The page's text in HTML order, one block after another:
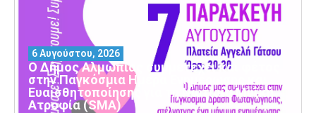
Ο Δήμος Αλμωπίας συμμετέχει και φέτος
στην Παγκόσμια Ημέρα Ενημέρωσης και
Ευαισθητοποίησης για τη Νωτιαία Μυϊκή
Ατροφία (SMA)
6 Αυγούστου, 2026